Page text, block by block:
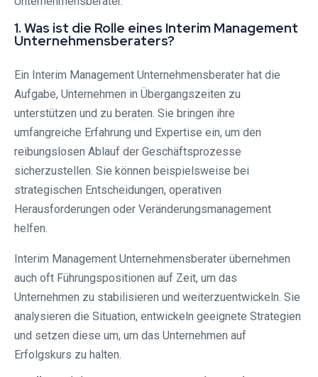
1. Was ist die Rolle eines Interim Management
Unternehmensberaters?
Ein Interim Management Unternehmensberater hat die
Aufgabe, Unternehmen in Übergangszeiten zu
unterstützen und zu beraten. Sie bringen ihre
umfangreiche Erfahrung und Expertise ein, um den
reibungslosen Ablauf der Geschäftsprozesse
sicherzustellen. Sie können beispielsweise bei
strategischen Entscheidungen, operativen
Herausforderungen oder Veränderungsmanagement
helfen.
Interim Management Unternehmensberater übernehmen
auch oft Führungspositionen auf Zeit, um das
Unternehmen zu stabilisieren und weiterzuentwickeln. Sie
analysieren die Situation, entwickeln geeignete Strategien
und setzen diese um, um das Unternehmen auf
Erfolgskurs zu halten.